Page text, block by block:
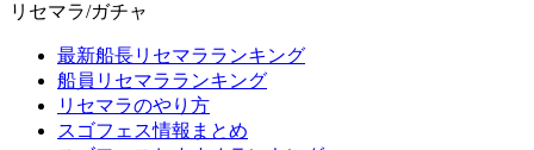
リセマラ/ガチャ
最新船長リセマラランキング
船員リセマラランキング
リセマラのやり方
スゴフェス情報まとめ